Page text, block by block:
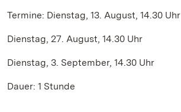
Termine: Dienstag, 13. August, 14.30 Uhr
Dienstag, 27. August, 14.30 Uhr
Dienstag, 3. September, 14.30 Uhr
Dauer: 1 Stunde